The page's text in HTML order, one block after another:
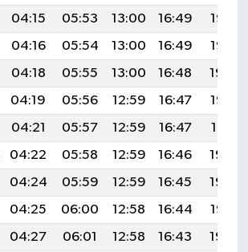
04:15 05:53 13:00 16:49
19:57
04:16 05:54 13:00 16:49
19:56
04:18 05:55 13:00 16:48
19:54
04:19 05:56 12:59 16:47
19:53
04:21 05:57 12:59 16:47
19:51
04:22 05:58 12:59 16:46
19:50
04:24 05:59 12:59 16:45
19:48
04:25 06:00 12:58 16:44
19:47
04:27 06:01 12:58 16:43
19:45